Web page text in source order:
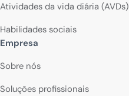
Atividades da vida diária (AVDs)
Habilidades sociais
Empresa
Sobre nós
Soluções profissionais